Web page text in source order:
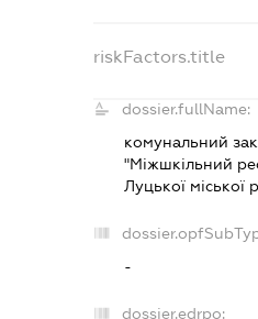
riskFactors.title
dossier.fullName:
комунальний
"Міжшкільний
Луцької міської
-
dossier.edrpo: